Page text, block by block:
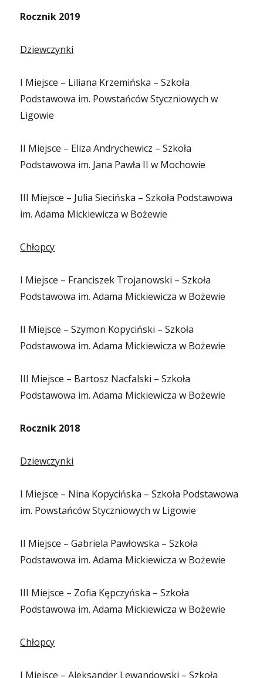
Rocznik 2019
Dziewczynki
I Miejsce – Liliana Krzemińska – Szkoła
Podstawowa im. Powstańców Styczniowych w
Ligowie
II Miejsce – Eliza Andrychewicz – Szkoła
Podstawowa im. Jana Pawła II w Mochowie
III Miejsce – Julia Siecińska – Szkoła Podstawowa
im. Adama Mickiewicza w Bożewie
Chłopcy
I Miejsce – Franciszek Trojanowski – Szkoła
Podstawowa im. Adama Mickiewicza w Bożewie
II Miejsce – Szymon Kopyciński – Szkoła
Podstawowa im. Adama Mickiewicza w Bożewie
III Miejsce – Bartosz Nacfalski – Szkoła
Podstawowa im. Adama Mickiewicza w Bożewie
Rocznik 2018
Dziewczynki
I Miejsce – Nina Kopycińska – Szkoła Podstawowa
im. Powstańców Styczniowych w Ligowie
II Miejsce – Gabriela Pawłowska – Szkoła
Podstawowa im. Adama Mickiewicza w Bożewie
III Miejsce – Zofia Kępczyńska – Szkoła
Podstawowa im. Adama Mickiewicza w Bożewie
Chłopcy
I Miejsce – Aleksander Lewandowski – Szkoła